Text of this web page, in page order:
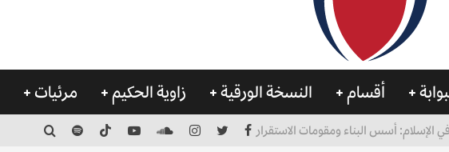
أقسام النسخة الورقية زاوية الحكيم مرئيات
الإسلام: أسس البناء ومقومات الاستقرار